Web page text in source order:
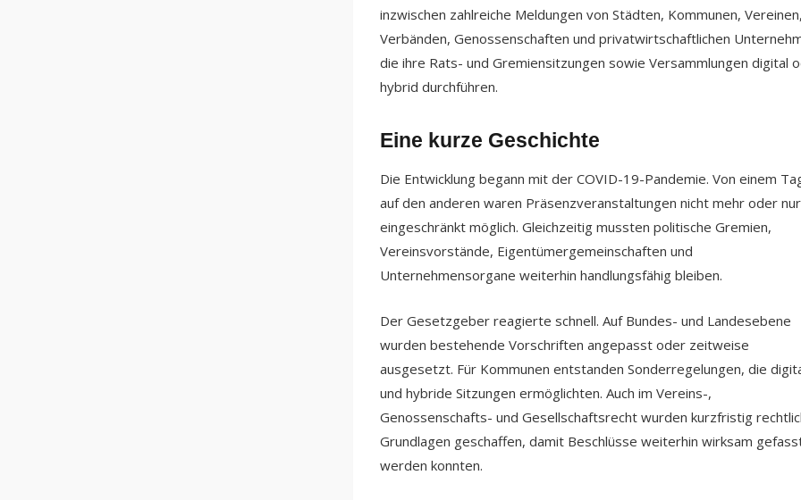
inzwischen zahlreiche Meldungen von Städten, Kommunen, Vereinen,
Verbänden, Genossenschaften und privatwirtschaftlichen
die ihre Rats- und Gremiensitzungen sowie Versammlungen digital
hybrid durchführen.
Eine kurze Geschichte
Die Entwicklung begann mit der COVID-19-Pandemie. Von einem
auf den anderen waren Präsenzveranstaltungen nicht mehr oder nur
eingeschränkt möglich. Gleichzeitig mussten politische Gremien,
Vereinsvorstände, Eigentümergemeinschaften und
Unternehmensorgane weiterhin handlungsfähig bleiben.
Der Gesetzgeber reagierte schnell. Auf Bundes- und Landesebene
wurden bestehende Vorschriften angepasst oder zeitweise
ausgesetzt. Für Kommunen entstanden Sonderregelungen, die
und hybride Sitzungen ermöglichten. Auch im Vereins-,
Genossenschafts- und Gesellschaftsrecht wurden kurzfristig
Grundlagen geschaffen, damit Beschlüsse weiterhin wirksam
werden konnten.